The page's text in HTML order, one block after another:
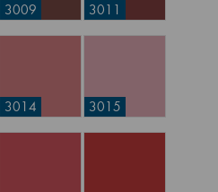
3009 3011
3014 3015